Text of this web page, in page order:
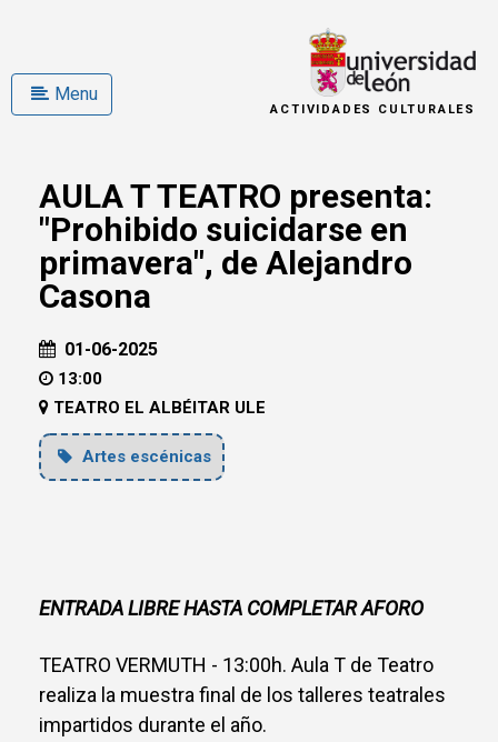
Menu
ACTIVIDADES CULTURALES
AULA T TEATRO presenta:
"Prohibido suicidarse en
primavera", de Alejandro
Casona
01-06-2025
13:00
TEATRO EL ALBÉITAR ULE
Artes escénicas
ENTRADA LIBRE HASTA COMPLETAR AFORO
TEATRO VERMUTH - 13:00h. Aula T de Teatro
realiza la muestra final de los talleres teatrales
impartidos durante el año.